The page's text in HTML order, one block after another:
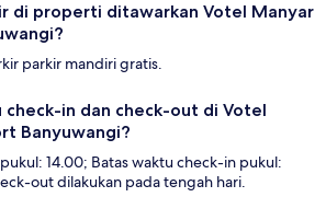
di properti ditawarkan Votel Manyar
parkir mandiri gratis.
check-in dan check-out di Votel
Banyuwangi?
14.00; Batas waktu check-in pukul:
out dilakukan pada tengah hari.